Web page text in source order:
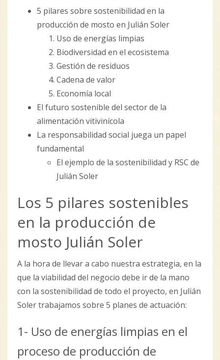
5 pilares sobre sostenibilidad en la
producción de mosto en Julián Soler
Uso de energías limpias
Biodiversidad en el ecosistema
Gestión de residuos
Cadena de valor
Economía local
El futuro sostenible del sector de la
alimentación vitivinícola
La responsabilidad social juega un papel
fundamental
El ejemplo de la sostenibilidad y RSC de
Julián Soler
Los 5 pilares sostenibles
en la producción de
mosto Julián Soler
A la hora de llevar a cabo nuestra estrategia, en la
que la viabilidad del negocio debe ir de la mano
con la sostenibilidad de todo el proyecto, en Julián
Soler trabajamos sobre 5 planes de actuación:
1- Uso de energías limpias en el
proceso de producción de